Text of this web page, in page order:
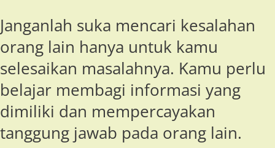
Janganlah suka mencari kesalahan
orang lain hanya untuk kamu
selesaikan masalahnya. Kamu perlu
belajar membagi informasi yang
dimiliki dan mempercayakan
tanggung jawab pada orang lain.